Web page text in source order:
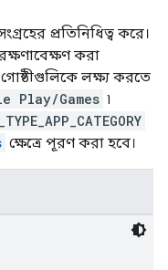
প্রতিনিধিত্ব করে।
করা
লক্ষ্য করতে
Play/Games ৷
ক্ষেত্রে পূরণ করা হবে।